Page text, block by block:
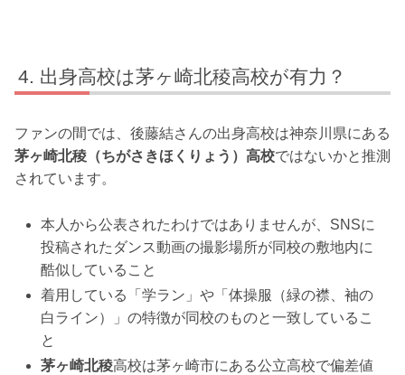
出身高校は茅ヶ崎北稜高校が有力？
ファンの間では、後藤結さんの出身高校は神奈川県にある
茅ヶ崎北稜（ちがさきほくりょう）高校ではないかと推測
されています。
本人から公表されたわけではありませんが、SNSに
投稿されたダンス動画の撮影場所が同校の敷地内に
酷似していること
着用している「学ラン」や「体操服（緑の襟、袖の
白ライン）」の特徴が同校のものと一致しているこ
と
茅ヶ崎北稜高校は茅ヶ崎市にある公立高校で偏差値